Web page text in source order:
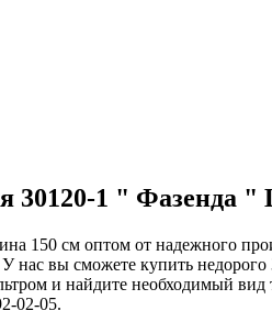
30120-1 " Фазенда
150 см оптом от надежного
нас вы сможете купить
и найдите необходимый
02-05.